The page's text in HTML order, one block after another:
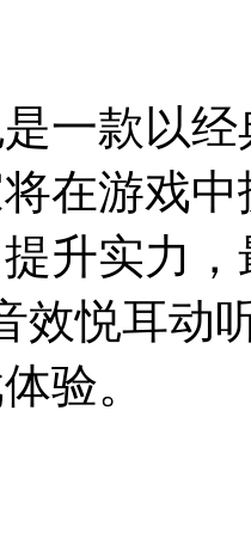
一款以经
在游戏中
升实力
效悦耳动
验。